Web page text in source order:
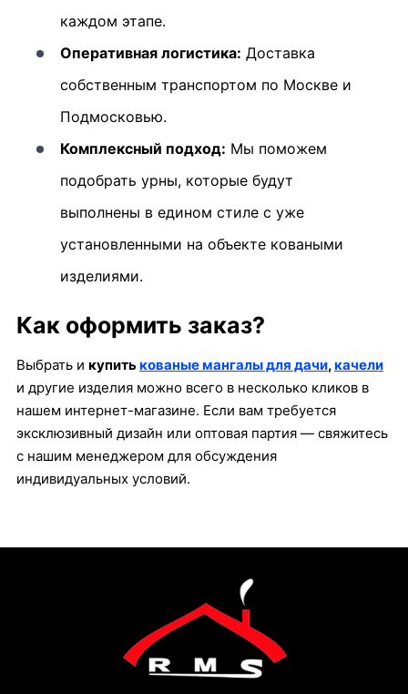
каждом этапе.
Оперативная логистика: Доставка
собственным транспортом по Москве и
Подмосковью.
Комплексный подход: Мы поможем
подобрать урны, которые будут
выполнены в едином стиле с уже
установленными на объекте коваными
изделиями.
Как оформить заказ?
Выбрать и купитькованыемангалы для дачи,качели
и другие изделия можно всего в несколько кликов в
нашем интернет-магазине. Если вам требуется
эксклюзивный дизайн или оптовая партия — свяжитесь
с нашим менеджером для обсуждения
индивидуальных условий.